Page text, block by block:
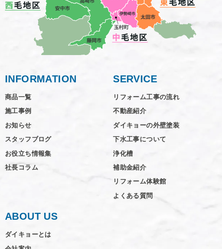
INFORMATION
商品一覧
施工事例
お知らせ
スタッフブログ
お役立ち情報集
社長コラム
SERVICE
リフォーム工事の流れ
不動産紹介
ダイキョーの外壁塗装
下水工事について
浄化槽
補助金紹介
リフォーム体験館
よくある質問
ABOUT US
ダイキョーとは